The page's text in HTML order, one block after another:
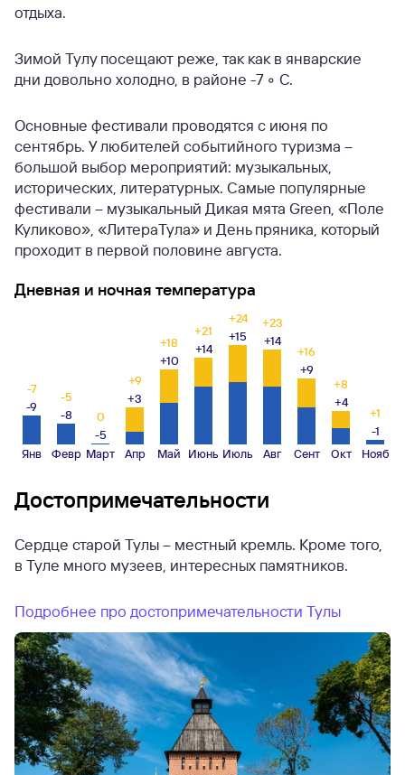
отдыха.
Зимой Тулу посещают реже, так как в январские
дни довольно холодно, в районе -7 ◦ C.
Основные фестивали проводятся с июня по
сентябрь. У любителей событийного туризма –
большой выбор мероприятий: музыкальных,
исторических, литературных. Самые популярные
фестивали – музыкальный Дикая мята Green, «Поле
Куликово», «ЛитераТула» и День пряника, который
проходит в первой половине августа.
Дневная и ночная температура
-7
-9
Янв
-5
-8
Февр
0
-5
Март
+9
+3
Апр
+18
+10
Май
+21
+14
Июнь
+24
+15
Июль
+23
+14
Авг
+16
+9
Сент
+8
+4
Окт
+1
-1
Нояб
Достопримечательности
Сердце старой Тулы – местный кремль. Кроме того,
в Туле много музеев, интересных памятников.
Подробнее про достопримечательности Тулы